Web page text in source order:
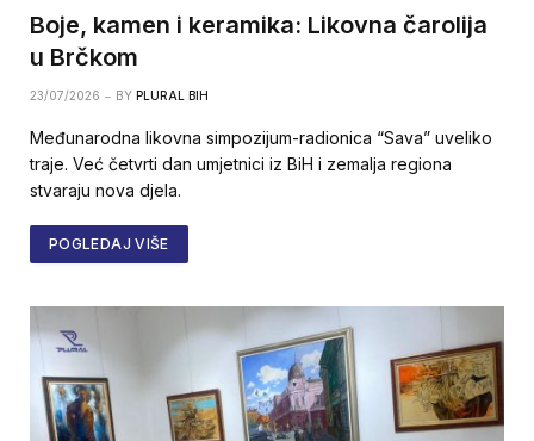
Boje, kamen i keramika: Likovna čarolija
u Brčkom
23/07/2026 BY PLURAL BIH
Međunarodna likovna simpozijum-radionica “Sava” uveliko
traje. Već četvrti dan umjetnici iz BiH i zemalja regiona
stvaraju nova djela.
POGLEDAJ VIŠE